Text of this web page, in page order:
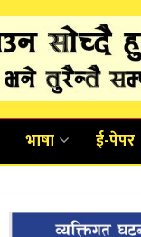
भाषा ई-पेपर